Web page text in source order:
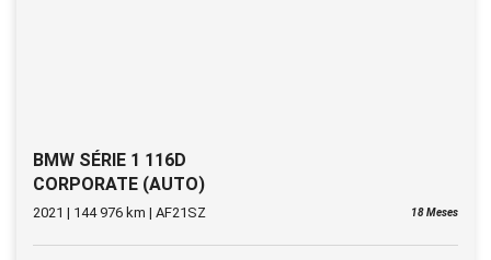
BMW SÉRIE 1 116D
CORPORATE (AUTO)
2021 | 144 976 km | AF21SZ 18 Meses